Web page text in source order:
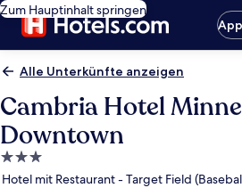
Zum Hauptinhalt springen
Alle Unterkünfte anzeigen
Cambria Hotel
Downtown
3.0-
Sterne-
Hotel mit Restaurant - Target Field